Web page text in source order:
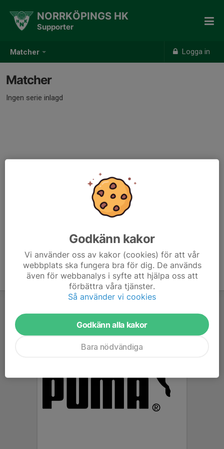
Matcher Logga in
NORRKÖPINGS HK
Supporter
Matcher
Ingen serie inlagd
Godkänn kakor
Vi använder oss av kakor (cookies) för att vår
webbplats ska fungera bra för dig. De används
även för webbanalys i syfte att hjälpa oss att
förbättra våra tjänster.
Så använder vi cookies
Godkänn alla kakor
Bara nödvändiga